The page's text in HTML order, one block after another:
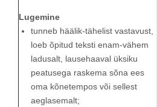
Lugemine
tunneb häälik-tähelist vastavust,
loeb õpitud teksti enam-vähem
ladusalt, lausehaaval üksiku
peatusega raskema sõna ees
oma kõnetempos või sellest
aeglasemalt;